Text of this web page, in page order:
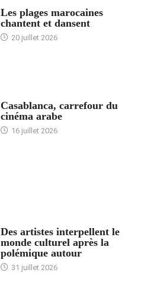
Les plages marocaines
chantent et dansent
20 juillet 2026
Casablanca, carrefour du
cinéma arabe
16 juillet 2026
Des artistes interpellent le
monde culturel après la
polémique autour
31 juillet 2026